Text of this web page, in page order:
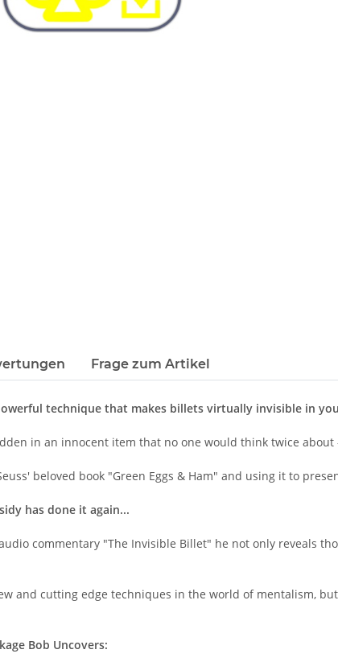
Frage zum Artikel
technique that makes billets virtually invisible in
in an innocent item that no one would think twice
beloved book "Green Eggs & Ham" and using it to
has done it again...
commentary "The Invisible Billet" he not only reveals
and cutting edge techniques in the world of mentalism,
Bob Uncovers: